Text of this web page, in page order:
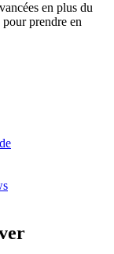
en plus du
prendre en